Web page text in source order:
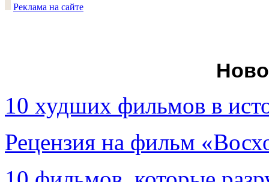
Реклама на сайте
10 худших фильмов в
Рецензия на фильм